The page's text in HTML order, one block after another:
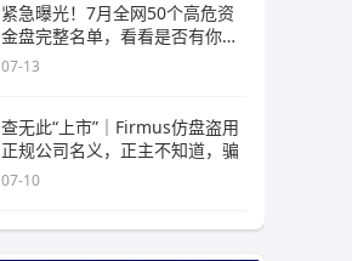
紧急曝光！7月全网50个高危资
金盘完整名单，看看是否有你正
在
07-13
查无此“上市”｜Firmus仿盘盗用
正规公司名义，正主不知道，骗
07-10